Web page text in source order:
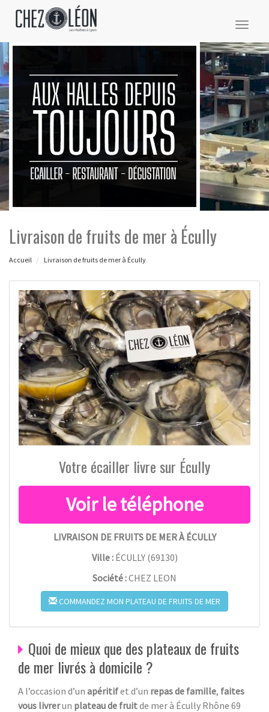
Livraison de fruits de mer à Écully
Accueil Livraison de fruits de mer à Écully
Votre écailler livre sur Écully
LIVRAISON DE FRUITS DE MER À ÉCULLY
Ville : ÉCULLY(69130)
Société :CHEZ LEON
COMMANDEZ MON PLATEAU DE FRUITS DE MER
Quoi de mieux que des plateaux de fruits
de mer livrés à domicile ?
A l’occasion d’un apéritifet d’un repas de famille, faites
vous livrerun plateau de fruitde mer à Écully Rhône 69